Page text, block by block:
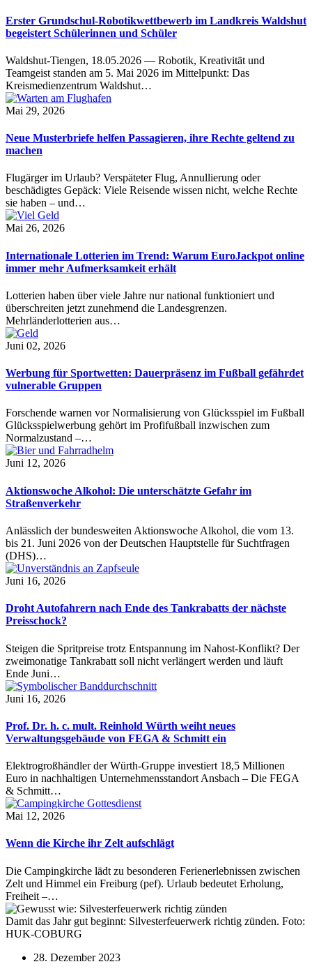
Erster Grundschul-Robotikwettbewerb im Landkreis Waldshut
begeistert Schülerinnen und Schüler
Waldshut-Tiengen, 18.05.2026 — Robotik, Kreativität und
Teamgeist standen am 5. Mai 2026 im Mittelpunkt: Das
Kreismedienzentrum Waldshut…
Mai 29, 2026
Neue Musterbriefe helfen Passagieren, ihre Rechte geltend zu
machen
Flugärger im Urlaub? Verspäteter Flug, Annullierung oder
beschädigtes Gepäck: Viele Reisende wissen nicht, welche Rechte
sie haben – und…
Mai 26, 2026
Internationale Lotterien im Trend: Warum EuroJackpot online
immer mehr Aufmerksamkeit erhält
Lotterien haben über viele Jahre nur national funktioniert und
überschreiten jetzt zunehmend die Landesgrenzen.
Mehrländerlotterien aus…
Juni 02, 2026
Werbung für Sportwetten: Dauerpräsenz im Fußball gefährdet
vulnerable Gruppen
Forschende warnen vor Normalisierung von Glücksspiel im Fußball
Glücksspielwerbung gehört im Profifußball inzwischen zum
Normalzustand –…
Juni 12, 2026
Aktionswoche Alkohol: Die unterschätzte Gefahr im
Straßenverkehr
Anlässlich der bundesweiten Aktionswoche Alkohol, die vom 13.
bis 21. Juni 2026 von der Deutschen Hauptstelle für Suchtfragen
(DHS)…
Juni 16, 2026
Droht Autofahrern nach Ende des Tankrabatts der nächste
Preisschock?
Steigen die Spritpreise trotz Entspannung im Nahost-Konflikt? Der
zweimonatige Tankrabatt soll nicht verlängert werden und läuft
Ende Juni…
Juni 16, 2026
Prof. Dr. h. c. mult. Reinhold Würth weiht neues
Verwaltungsgebäude von FEGA & Schmitt ein
Elektrogroßhändler der Würth-Gruppe investiert 18,5 Millionen
Euro in nachhaltigen Unternehmensstandort Ansbach – Die FEGA
& Schmitt…
Mai 12, 2026
Wenn die Kirche ihr Zelt aufschlägt
Die Campingkirche lädt zu besonderen Ferienerlebnissen zwischen
Zelt und Himmel ein Freiburg (pef). Urlaub bedeutet Erholung,
Freiheit –…
Damit das Jahr gut beginnt: Silvesterfeuerwerk richtig zünden. Foto:
HUK-COBURG
28. Dezember 2023